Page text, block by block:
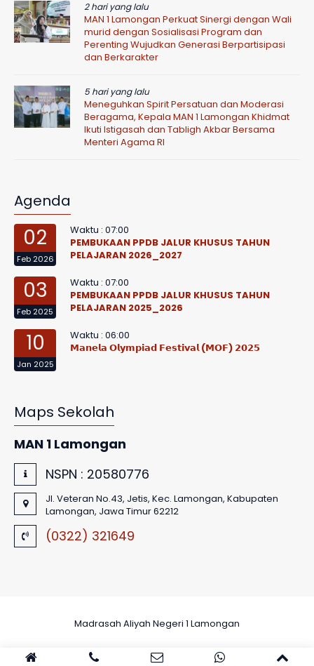
2 hari yang lalu
MAN 1 Lamongan Perkuat Sinergi dengan Wali
murid dengan Sosialisasi Program dan
Perenting Wujudkan Generasi Berpartisipasi
dan Berkarakter
5 hari yang lalu
Meneguhkan Spirit Persatuan dan Moderasi
Beragama, Kepala MAN 1 Lamongan Khidmat
Ikuti Istigasah dan Tabligh Akbar Bersama
Menteri Agama RI
Agenda
02
Feb 2026
Waktu : 07:00
PEMBUKAAN PPDB JALUR KHUSUS TAHUN
PELAJARAN 2026_2027
03
Feb 2025
Waktu : 07:00
PEMBUKAAN PPDB JALUR KHUSUS TAHUN
PELAJARAN 2025_2026
10
Jan 2025
Waktu : 06:00
𝗠𝗮𝗻𝗲𝗹𝗮 𝗢𝗹𝘆𝗺𝗽𝗶𝗮𝗱 𝗙𝗲𝘀𝘁𝗶𝘃𝗮𝗹 (𝗠𝗢𝗙) 𝟮𝟬𝟮𝟱
Maps Sekolah
MAN 1 Lamongan
NSPN : 20580776
Jl. Veteran No.43, Jetis, Kec. Lamongan, Kabupaten
Lamongan, Jawa Timur 62212
(0322) 321649
Madrasah Aliyah Negeri 1 Lamongan